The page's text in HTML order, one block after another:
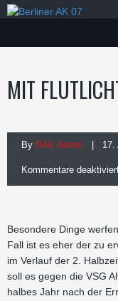
MIT
By BAK Admin | 17.
Kommentare
Besondere Dinge
Fall ist es eher der zu
im Verlauf der 2.
soll es gegen die VSG
halbes Jahr nach der